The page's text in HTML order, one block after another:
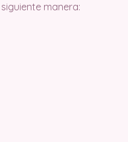
manera: